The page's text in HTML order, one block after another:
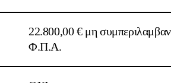
22.800,00 € μη
Φ.Π.Α.